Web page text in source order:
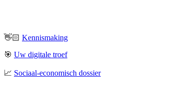
👋🏻 Kennismaking
🎯 Uw digitale troef
📈 Sociaal-economisch dossier